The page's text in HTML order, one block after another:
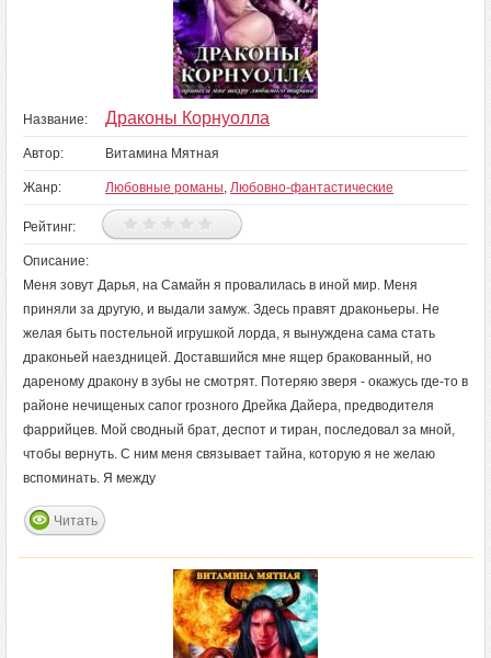
Название: Драконы Корнуолла
Автор: Витамина Мятная
Жанр: Любовные романы, Любовно-фантастические
Рейтинг:
Описание:
Меня зовут Дарья, на Самайн я провалилась в иной мир. Меня
приняли за другую, и выдали замуж. Здесь правят драконьеры. Не
желая быть постельной игрушкой лорда, я вынуждена сама стать
драконьей наездницей. Доставшийся мне ящер бракованный, но
дареному дракону в зубы не смотрят. Потеряю зверя - окажусь где-то в
районе нечищеных сапог грозного Дрейка Дайера, предводителя
фаррийцев. Мой сводный брат, деспот и тиран, последовал за мной,
чтобы вернуть. С ним меня связывает тайна, которую я не желаю
вспоминать. Я между
Читать